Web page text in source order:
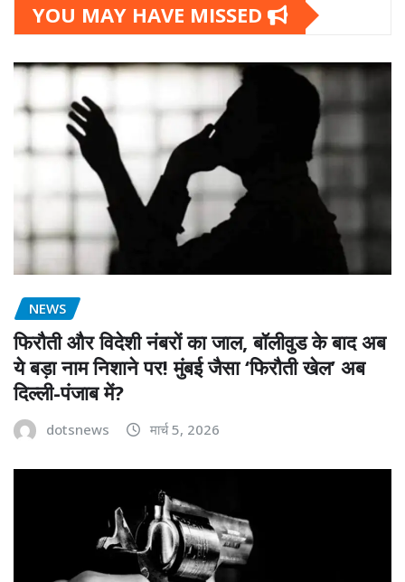
YOU MAY HAVE MISSED
NEWS
फिरौती और विदेशी नंबरों का जाल, बॉलीवुड के बाद अब
ये बड़ा नाम निशाने पर! मुंबई जैसा ‘फिरौती खेल’ अब
दिल्ली-पंजाब में?
dotsnews मार्च 5, 2026